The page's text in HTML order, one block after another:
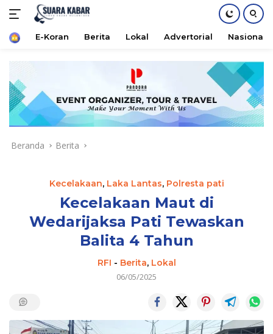
konten
HomeE-Koran Berita Lokal Advertorial Nasional
Beranda Berita
Kecelakaan, Laka Lantas, Polresta pati
Kecelakaan Maut di
Wedarijaksa Pati Tewaskan
Balita 4 Tahun
RFI - Berita, Lokal
06/05/2025